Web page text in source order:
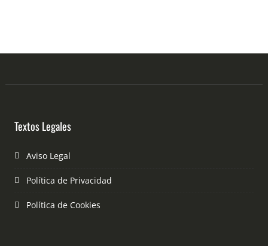
Textos Legales
Aviso Legal
Política de Privacidad
Política de Cookies